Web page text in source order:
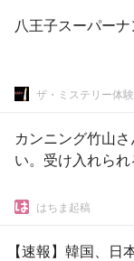
八王子スーパー
ザ・ミステリー体験
カンニング竹山
い。受け入れられ
はちま起稿
【速報】韓国、